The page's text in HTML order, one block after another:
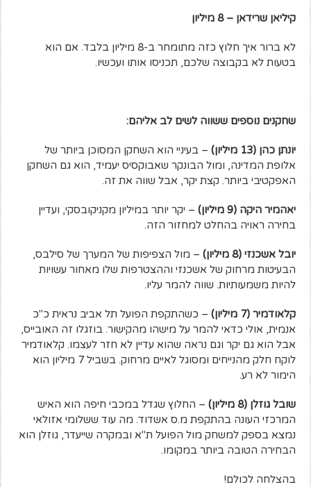
קיליאן שרידאן – 8 מיליון
לא ברור איך חלוץ כזה מתומחר ב-8 מיליון בלבד. אם הוא
בטעות לא בקבוצה שלכם, תכניסו אותו ועכשיו.
שחקנים נוספים ששווה לשים לב אליהם:
יונתן כהן (13 מיליון)
– בעיניי הוא השחקן המסוכן ביותר של
אלופת המדינה, ומול הבונקר שאבוקסיס יעמיד, הוא גם השחקן
האפקטיבי ביותר. קצת יקר, אבל שווה את זה.
יאהמיר היקה (9 מיליון)
– יקר יותר במיליון מקניקובסקי, ועדיין
בחירה ראויה בהחלט למחזור הזה.
יובל אשכנזי (8 מיליון)
– מול הצפיפות של המערך של סילבס,
הבעיטות מרחוק של אשכנזי וההצטרפות שלו מאחור עשויות
להיות משמעותיות. שווה להמר עליו.
קלאודמיר (7 מיליון)
– כשהתקפת הפועל תל אביב נראית כ"כ
אנמית, אולי כדאי להמר על מישהו מהקישור. בוזגלו זה האובייס,
אבל הוא גם יקר וגם נראה שהוא עדיין לא חזר לעצמו. קלאודמיר
לוקח חלק מהנייחים ומסוגל לאיים מרחוק. בשביל 7 מיליון הוא
הימור לא רע.
שובל גוזלן (8 מיליון)
– החלוץ שגדל במכבי חיפה הוא האיש
המרכזי העונה בהתקפת מ.ס אשדוד. מה עוד ששלומי אזולאי
נמצא בספק למשחק מול הפועל ת"א ובמקרה שייעדר, גוזלן הוא
הבחירה הטובה ביותר במקומו.
בהצלחה לכולם!